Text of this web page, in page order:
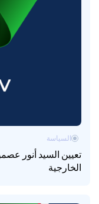
تعيين السيد أنور
الخارجية
السياسة